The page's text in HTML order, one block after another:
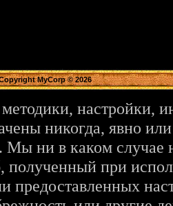
MyCorp © 2026
настройки,
никогда, явно
ни в каком случае
полученный при
предоставленных